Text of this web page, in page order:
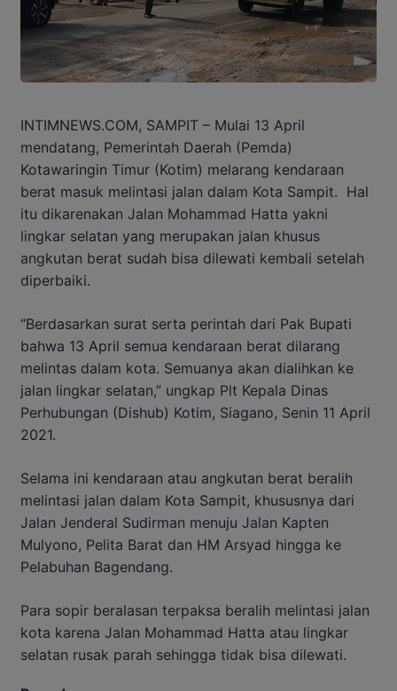
INTIMNEWS.COM, SAMPIT – Mulai 13 April
mendatang, Pemerintah Daerah (Pemda)
Kotawaringin Timur (Kotim) melarang kendaraan
berat masuk melintasi jalan dalam Kota Sampit. Hal
itu dikarenakan Jalan Mohammad Hatta yakni
lingkar selatan yang merupakan jalan khusus
angkutan berat sudah bisa dilewati kembali setelah
diperbaiki.
“Berdasarkan surat serta perintah dari Pak Bupati
bahwa 13 April semua kendaraan berat dilarang
melintas dalam kota. Semuanya akan dialihkan ke
jalan lingkar selatan,” ungkap Plt Kepala Dinas
Perhubungan (Dishub) Kotim, Siagano, Senin 11 April
2021.
Selama ini kendaraan atau angkutan berat beralih
melintasi jalan dalam Kota Sampit, khususnya dari
Jalan Jenderal Sudirman menuju Jalan Kapten
Mulyono, Pelita Barat dan HM Arsyad hingga ke
Pelabuhan Bagendang.
Para sopir beralasan terpaksa beralih melintasi jalan
kota karena Jalan Mohammad Hatta atau lingkar
selatan rusak parah sehingga tidak bisa dilewati.